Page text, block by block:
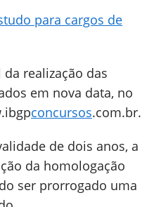
para cargos de
realização das
em nova data, no
concursos.com.br.
de dois anos, a
da homologação
ser prorrogado uma